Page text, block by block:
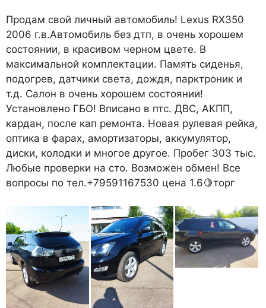
Продам свой личный автомобиль! Lexus RX350
2006 г.в.Автомобиль без дтп, в очень хорошем
состоянии, в красивом черном цвете. В
максимальной комплектации. Память сиденья,
подогрев, датчики света, дождя, парктроник и
т.д. Салон в очень хорошем состоянии!
Установлено ГБО! Вписано в птс. ДВС, АКПП,
кардан, после кап ремонта. Новая рулевая рейка,
оптика в фарах, амортизаторы, аккумулятор,
диски, колодки и многое другое. Пробег 303 тыс.
Любые проверки на сто. Возможен обмен! Все
вопросы по тел.+79591167530 цена 1.6🍋торг